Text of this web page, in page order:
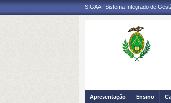
SIGAA - Sistema Integrado de
Apresentação Ensino